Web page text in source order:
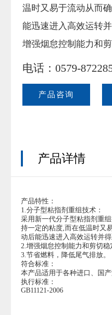
温时又易于流动从而
能迅速进入高效运转并
增强烟怠控制能力和
燃料，降低尾气排放。
电话：0579-
产品咨询
产品详情
产品特性：
1.分子型粘指剂重组技术：
采用新一代分子型粘指剂重
持一定的粘度,而在低温时又
动后能迅速进入高效运转并得
2.增强烟怠控制能力和剪切稳
3.节省燃料，降低尾气排放。
符合标准：
本产品适用于各种进口、国
执行标准：
GB11121-2006